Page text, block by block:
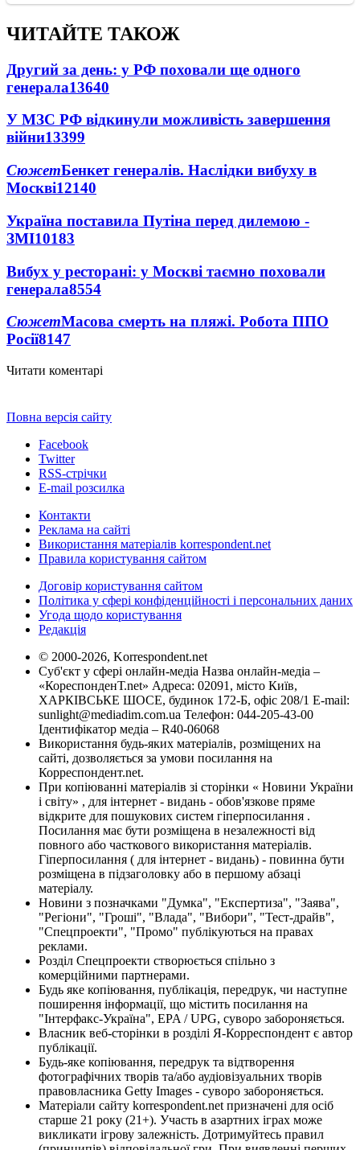
ЧИТАЙТЕ ТАКОЖ
Другий за день: у РФ поховали ще одного
генерала13640
У МЗС РФ відкинули можливість завершення
війни13399
СюжетБенкет генералів. Наслідки вибуху в
Москві12140
Україна поставила Путіна перед дилемою -
ЗМІ10183
Вибух у ресторані: у Москві таємно поховали
генерала8554
СюжетМасова смерть на пляжі. Робота ППО
Росії8147
Читати коментарі
Повна версія сайту
Facebook
Twitter
RSS-стрічки
E-mail розсилка
Контакти
Реклама на сайті
Використання матеріалів korrespondent.net
Правила користування сайтом
Договір користування сайтом
Політика у сфері конфіденційності і персональних даних
Угода щодо користування
Редакція
© 2000-2026, Korrespondent.net
Суб'єкт у сфері онлайн-медіа Назва онлайн-медіа –
«КореспонденТ.net» Адреса: 02091, місто Київ,
ХАРКІВСЬКЕ ШОСЕ, будинок 172-Б, офіс 208/1 E-mail:
sunlight@mediadim.com.ua Телефон: 044-205-43-00
Ідентифікатор медіа – R40-06068
Використання будь-яких матеріалів, розміщених на
сайті, дозволяється за умови посилання на
Корреспондент.net.
При копіюванні матеріалів зі сторінки « Новини України
і світу» , для інтернет - видань - обов'язкове пряме
відкрите для пошукових систем гіперпосилання .
Посилання має бути розміщена в незалежності від
повного або часткового використання матеріалів.
Гіперпосилання ( для інтернет - видань) - повинна бути
розміщена в підзаголовку або в першому абзаці
матеріалу.
Новини з позначками "Думка", "Експертиза", "Заява",
"Регіони", "Гроші", "Влада", "Вибори", "Тест-драйв",
"Спецпроекти", "Промо" публікуються на правах
реклами.
Розділ Спецпроекти створюється спільно з
комерційними партнерами.
Будь яке копіювання, публікація, передрук, чи наступне
поширення інформації, що містить посилання на
"Інтерфакс-Україна", EPA / UPG, суворо забороняється.
Власник веб-сторінки в розділі Я-Корреспондент є автор
публікації.
Будь-яке копіювання, передрук та відтворення
фотографічних творів та/або аудіовізуальних творів
правовласника Getty Images - суворо забороняється.
Матеріали сайту korrespondent.net призначені для осіб
старше 21 року (21+). Участь в азартних іграх може
викликати ігрову залежність. Дотримуйтесь правил